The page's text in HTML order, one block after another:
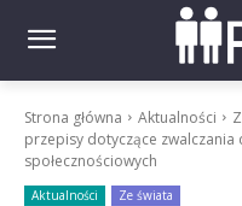
Strona główna Aktualności
przepisy dotyczące
społecznościowych
Aktualności Ze świata